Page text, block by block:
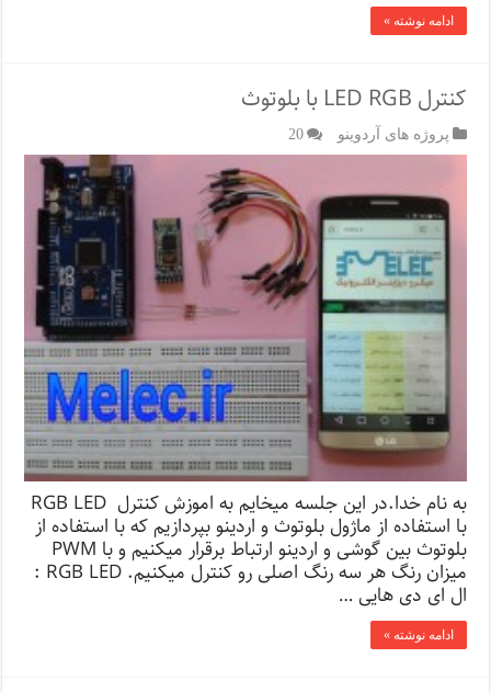
ادامه نوشته »
کنترل LED RGB با بلوتوث
پروژه های آردوینو 20
با استفاده از ماژول بلوتوث و اردینو بپردازیم که با استفاده از
بلوتوث بین گوشی و اردینو ارتباط برقرار میکنیم و با PWM
میزان رنگ هر سه رنگ اصلی رو کنترل میکنیم. RGB LED :
ال ای دی هایی …
ادامه نوشته »